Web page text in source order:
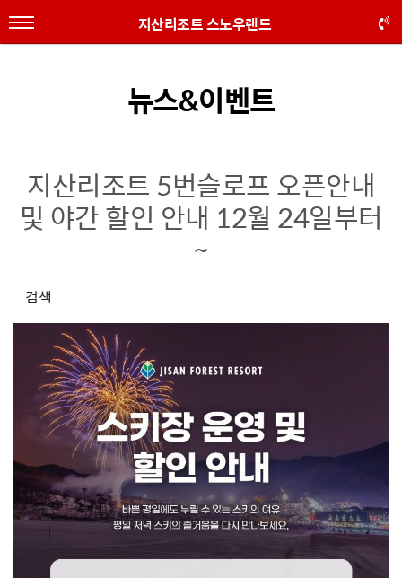
지산리조트 스노우랜드
뉴스&이벤트
지산리조트 5번슬로프 오픈안내
및 야간 할인 안내 12월 24일부터
~
검색
본문